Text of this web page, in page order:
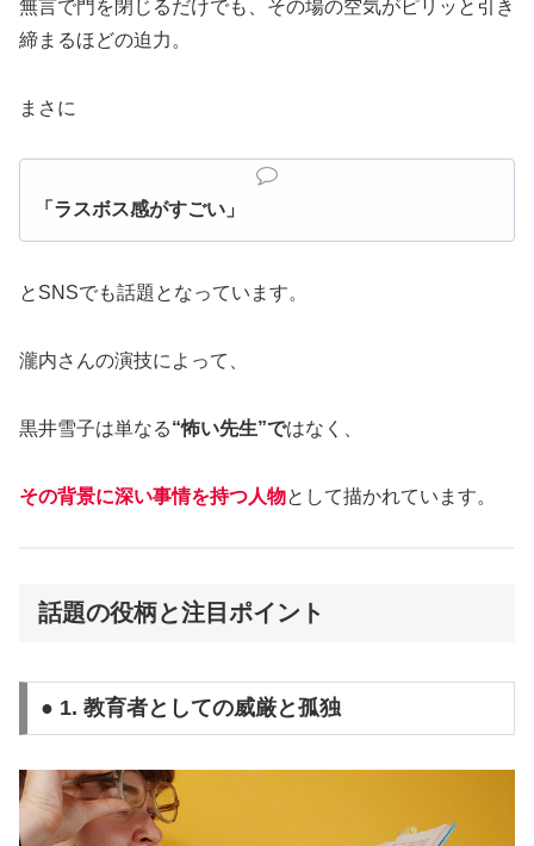
無言で門を閉じるだけでも、その場の空気がピリッと引き
締まるほどの迫力。
まさに
「ラスボス感がすごい」
とSNSでも話題となっています。
瀧内さんの演技によって、
黒井雪子は単なる“怖い先生”ではなく、
その背景に深い事情を持つ人物として描かれています。
話題の役柄と注目ポイント
● 1. 教育者としての威厳と孤独